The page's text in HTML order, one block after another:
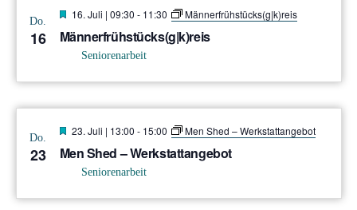
Do.
16 Männerfrühstücks(g|k)reis
Hervorgehoben
16. Juli | 09:30 - 11:30 Männerfrühstücks(g|k)reis
Seniorenarbeit
Do.
23 Men Shed – Werkstattangebot
Hervorgehoben
23. Juli | 13:00 - 15:00 Men Shed – Werkstattangebot
Seniorenarbeit